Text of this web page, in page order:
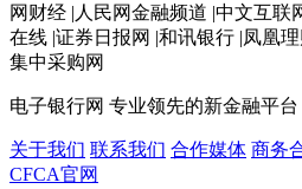
网财经 |人民网金融频道 |中文互联
在线 |证券日报网 |和讯银行 |凤凰
集中采购网
电子银行网 专业领先的新金融平台
关于我们 联系我们 合作媒体 商务
CFCA官网